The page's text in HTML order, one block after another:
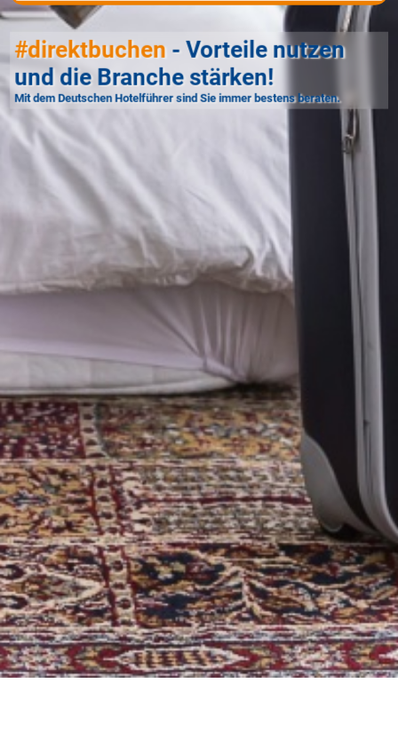
#direktbuchen - Vorteile nutzen
und die Branche stärken!
Mit dem Deutschen Hotelführer sind Sie immer bestens beraten.